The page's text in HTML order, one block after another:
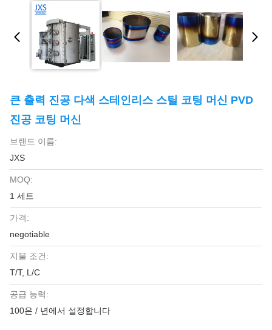
큰 출력 진공 다색 스테인리스 스틸 코팅 머신 PVD
진공 코팅 머신
브랜드 이름:
JXS
MOQ:
1 세트
가격:
negotiable
지불 조건:
T/T, L/C
공급 능력:
100은 / 년에서 설정합니다